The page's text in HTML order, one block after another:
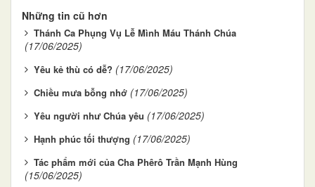
Những tin cũ hơn
Thánh Ca Phụng Vụ Lễ Mình Máu Thánh Chúa
(17/06/2025)
Yêu kẻ thù có dễ? (17/06/2025)
Chiều mưa bỗng nhớ (17/06/2025)
Yêu người như Chúa yêu (17/06/2025)
Hạnh phúc tối thượng (17/06/2025)
Tác phẩm mới của Cha Phêrô Trần Mạnh Hùng
(15/06/2025)